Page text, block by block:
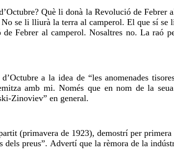
Què li donà la Revolució de
se li lliurà la terra al camperol. El que sí
Febrer al camperol. Nosaltres no. La raó
a la idea de “les anomenades
amb mi. Només que en nom de la
Zinoviev” en general.
(primavera de 1923), demostrí per
preus”. Advertí que la rèmora de la